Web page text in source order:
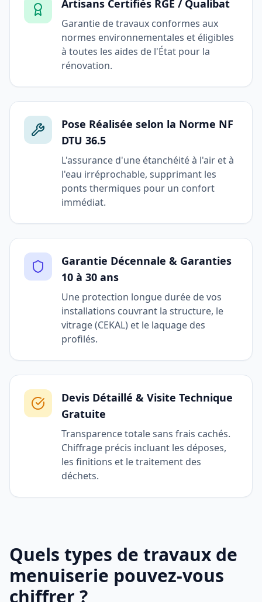
Artisans Certifiés RGE / Qualibat
Garantie de travaux conformes aux
normes environnementales et éligibles
à toutes les aides de l'État pour la
rénovation.
Pose Réalisée selon la Norme NF
DTU 36.5
L'assurance d'une étanchéité à l'air et à
l'eau irréprochable, supprimant les
ponts thermiques pour un confort
immédiat.
Garantie Décennale & Garanties
10 à 30 ans
Une protection longue durée de vos
installations couvrant la structure, le
vitrage (CEKAL) et le laquage des
profilés.
Devis Détaillé & Visite Technique
Gratuite
Transparence totale sans frais cachés.
Chiffrage précis incluant les déposes,
les finitions et le traitement des
déchets.
Quels types de travaux de
menuiserie pouvez-vous
chiffrer ?